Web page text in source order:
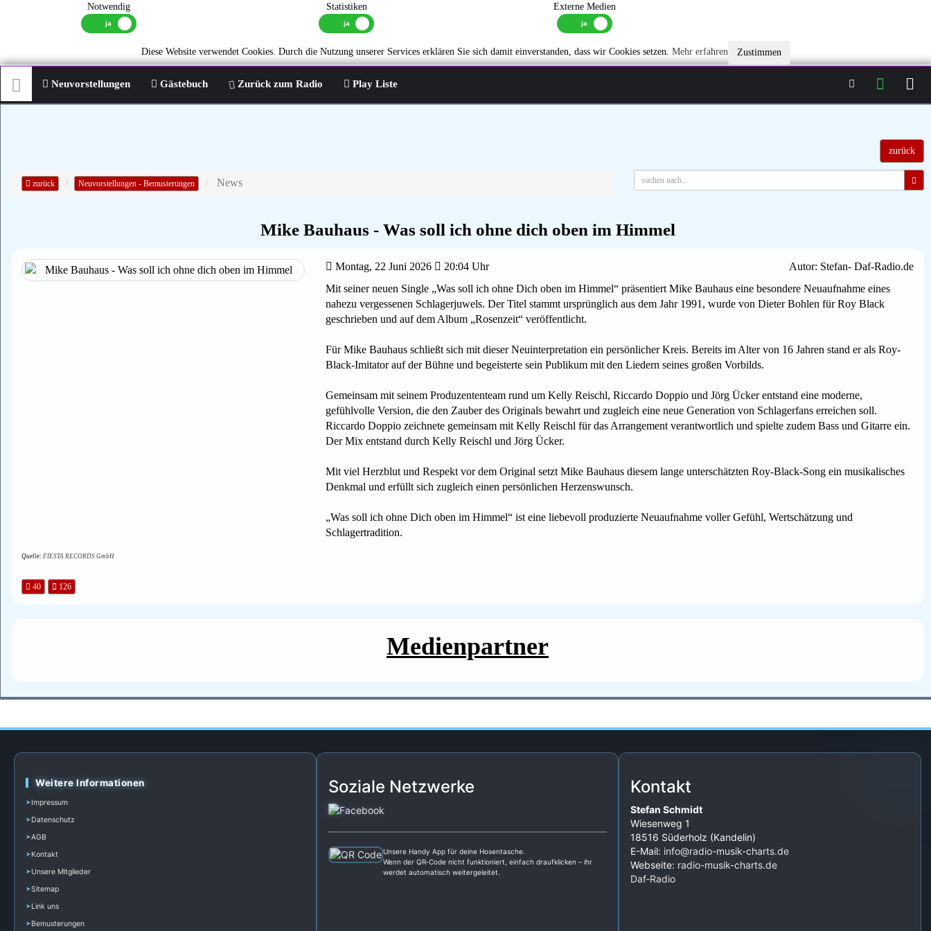
Notwendig Statistiken Externe Medien
Diese Website verwendet Cookies. Durch die Nutzung unserer Services erklären Sie sich damit einverstanden, dass wir Cookies setzen. Mehr erfahren Zustimmen
Neuvorstellungen Gästebuch Zurück zum Radio Play Liste
zurück
zurück Neuvorstellungen - Bemusterungen News
Mike Bauhaus - Was soll ich ohne dich oben im Himmel
Montag, 22 Juni 2026 20:04 Uhr
Autor: Stefan- Daf-Radio.de
Mit seiner neuen Single „Was soll ich ohne Dich oben im Himmel“ präsentiert Mike Bauhaus eine besondere Neuaufnahme eines
nahezu vergessenen Schlagerjuwels. Der Titel stammt ursprünglich aus dem Jahr 1991, wurde von Dieter Bohlen für Roy Black
geschrieben und auf dem Album „Rosenzeit“ veröffentlicht.
Für Mike Bauhaus schließt sich mit dieser Neuinterpretation ein persönlicher Kreis. Bereits im Alter von 16 Jahren stand er als Roy-
Black-Imitator auf der Bühne und begeisterte sein Publikum mit den Liedern seines großen Vorbilds.
Gemeinsam mit seinem Produzententeam rund um Kelly Reischl, Riccardo Doppio und Jörg Ücker entstand eine moderne,
gefühlvolle Version, die den Zauber des Originals bewahrt und zugleich eine neue Generation von Schlagerfans erreichen soll.
Riccardo Doppio zeichnete gemeinsam mit Kelly Reischl für das Arrangement verantwortlich und spielte zudem Bass und Gitarre ein.
Der Mix entstand durch Kelly Reischl und Jörg Ücker.
Mit viel Herzblut und Respekt vor dem Original setzt Mike Bauhaus diesem lange unterschätzten Roy-Black-Song ein musikalisches
Denkmal und erfüllt sich zugleich einen persönlichen Herzenswunsch.
„Was soll ich ohne Dich oben im Himmel“ ist eine liebevoll produzierte Neuaufnahme voller Gefühl, Wertschätzung und
Schlagertradition.
Quelle: FIESTA RECORDS GmbH
40 126
Medienpartner
Weitere Informationen
Impressum
Datenschutz
AGB
Kontakt
Unsere Mitglieder
Sitemap
Link uns
Bemusterungen
Soziale Netzwerke
Unsere Handy App für deine Hosentasche.
Wenn der QR‑Code nicht funktioniert, einfach draufklicken – ihr
werdet automatisch weitergeleitet.
Kontakt
Stefan Schmidt
Wiesenweg 1
18516 Süderholz (Kandelin)
E-Mail: info@radio-musik-charts.de
Webseite: radio-musik-charts.de
Daf‑Radio